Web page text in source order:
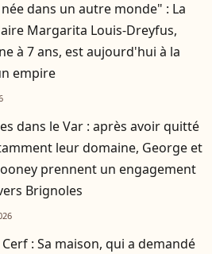
née dans un autre monde" : La
Margarita Louis-Dreyfus,
à 7 ans, est aujourd'hui à la
empire
dans le Var : après avoir quitté
leur domaine, George et
prennent un engagement
Brignoles
: Sa maison, qui a demandé